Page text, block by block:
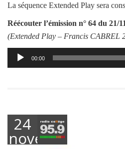
La séquence Extended Play sera
Réécouter l’émission n° 64 du 21/
(Extended Play – Francis CABREL
Lecteur
audio
00:00
24
novembre